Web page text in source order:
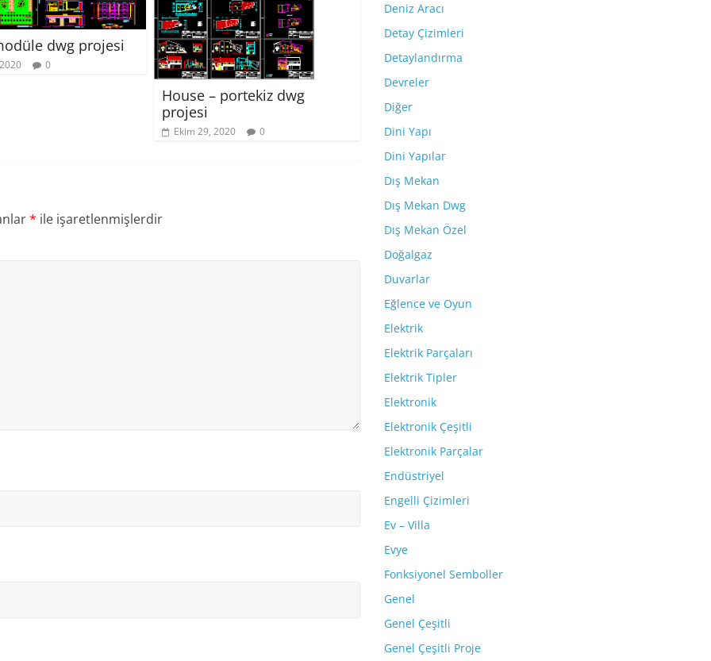
dwg projesi
0
House – portekiz dwg
projesi
Ekim 29, 2020 0
* ile işaretlenmişlerdir
Deniz Aracı
Detay Çizimleri
Detaylandırma
Devreler
Diğer
Dini Yapı
Dini Yapılar
Dış Mekan
Dış Mekan Dwg
Dış Mekan Özel
Doğalgaz
Duvarlar
Eğlence ve Oyun
Elektrik
Elektrik Parçaları
Elektrik Tipler
Elektronik
Elektronik Çeşitli
Elektronik Parçalar
Endüstriyel
Engelli Çizimleri
Ev – Villa
Evye
Fonksiyonel Semboller
Genel
Genel Çeşitli
Genel Çeşitli Proje